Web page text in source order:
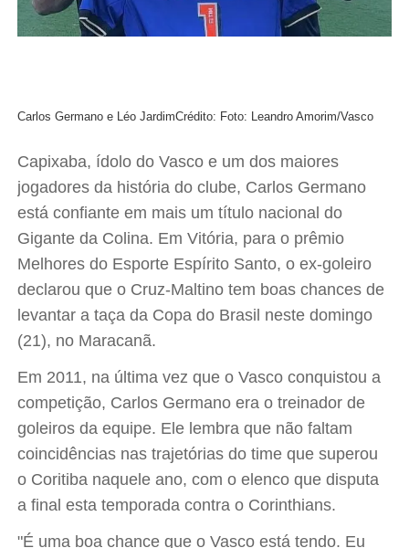
Carlos Germano e Léo JardimCrédito: Foto: Leandro Amorim/Vasco
Capixaba, ídolo do Vasco e um dos maiores
jogadores da história do clube, Carlos Germano
está confiante em mais um título nacional do
Gigante da Colina. Em Vitória, para o prêmio
Melhores do Esporte Espírito Santo, o ex-goleiro
declarou que o Cruz-Maltino tem boas chances de
levantar a taça da Copa do Brasil neste domingo
(21), no Maracanã.
Em 2011, na última vez que o Vasco conquistou a
competição, Carlos Germano era o treinador de
goleiros da equipe. Ele lembra que não faltam
coincidências nas trajetórias do time que superou
o Coritiba naquele ano, com o elenco que disputa
a final esta temporada contra o Corinthians.
"É uma boa chance que o Vasco está tendo. Eu